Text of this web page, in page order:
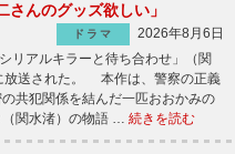
さんのグッズ欲しい」
ドラマ
2026年8月6日
リアルキラーと待ち合わせ」（関
放送された。 本作は、警察の正義
共犯関係を結んだ一匹おおかみの
（関水渚）の物語 … 続きを読む